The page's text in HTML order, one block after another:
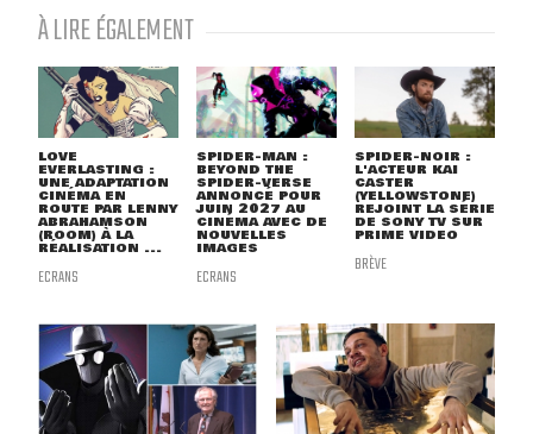
À LIRE ÉGALEMENT
LOVE
EVERLASTING :
UNE ADAPTATION
CINÉMA EN
ROUTE PAR LENNY
ABRAHAMSON
(ROOM) À LA
RÉALISATION ...
ECRANS
SPIDER-MAN :
BEYOND THE
SPIDER-VERSE
ANNONCÉ POUR
JUIN 2027 AU
CINÉMA AVEC DE
NOUVELLES
IMAGES
ECRANS
SPIDER-NOIR :
L'ACTEUR KAI
CASTER
(YELLOWSTONE)
REJOINT LA SÉRIE
DE SONY TV SUR
PRIME VIDEO
BRÈVE